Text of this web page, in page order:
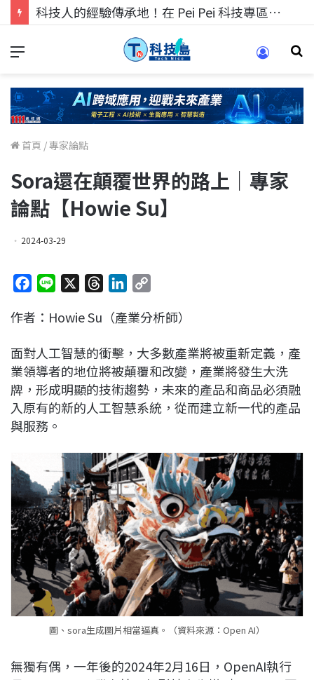
科技人的經驗傳承地！在 Pei Pei 科技專區，與學弟妹交流最硬核的技術
首頁 /專家論點
Sora還在顛覆世界的路上｜專家
論點【Howie Su】
2024-03-29
c
b
o
o
k
n
a
d
s
n
e
d
I
n
p
L
i
n
k
作者：Howie Su（產業分析師）
面對人工智慧的衝擊，大多數產業將被重新定義，產
業領導者的地位將被顛覆和改變，產業將發生大洗
牌，形成明顯的技術趨勢，未來的產品和商品必須融
入原有的新的人工智慧系統，從而建立新一代的產品
與服務。
圖、sora生成圖片相當逼真。（資料來源：Open AI）
無獨有偶，一年後的2024年2月16日，OpenAI執行